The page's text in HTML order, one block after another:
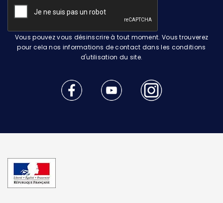
Vous pouvez vous désinscrire à tout moment. Vous trouverez
pour cela nos informations de contact dans les conditions
d'utilisation du site.